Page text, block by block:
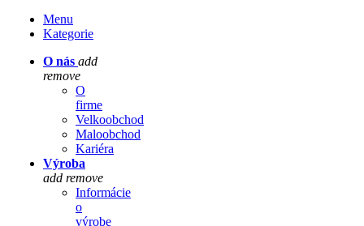
Menu
Kategorie
O nás add
remove
O
firme
Velkoobchod
Maloobchod
Kariéra
Výroba
add remove
Informácie
o
výrobe